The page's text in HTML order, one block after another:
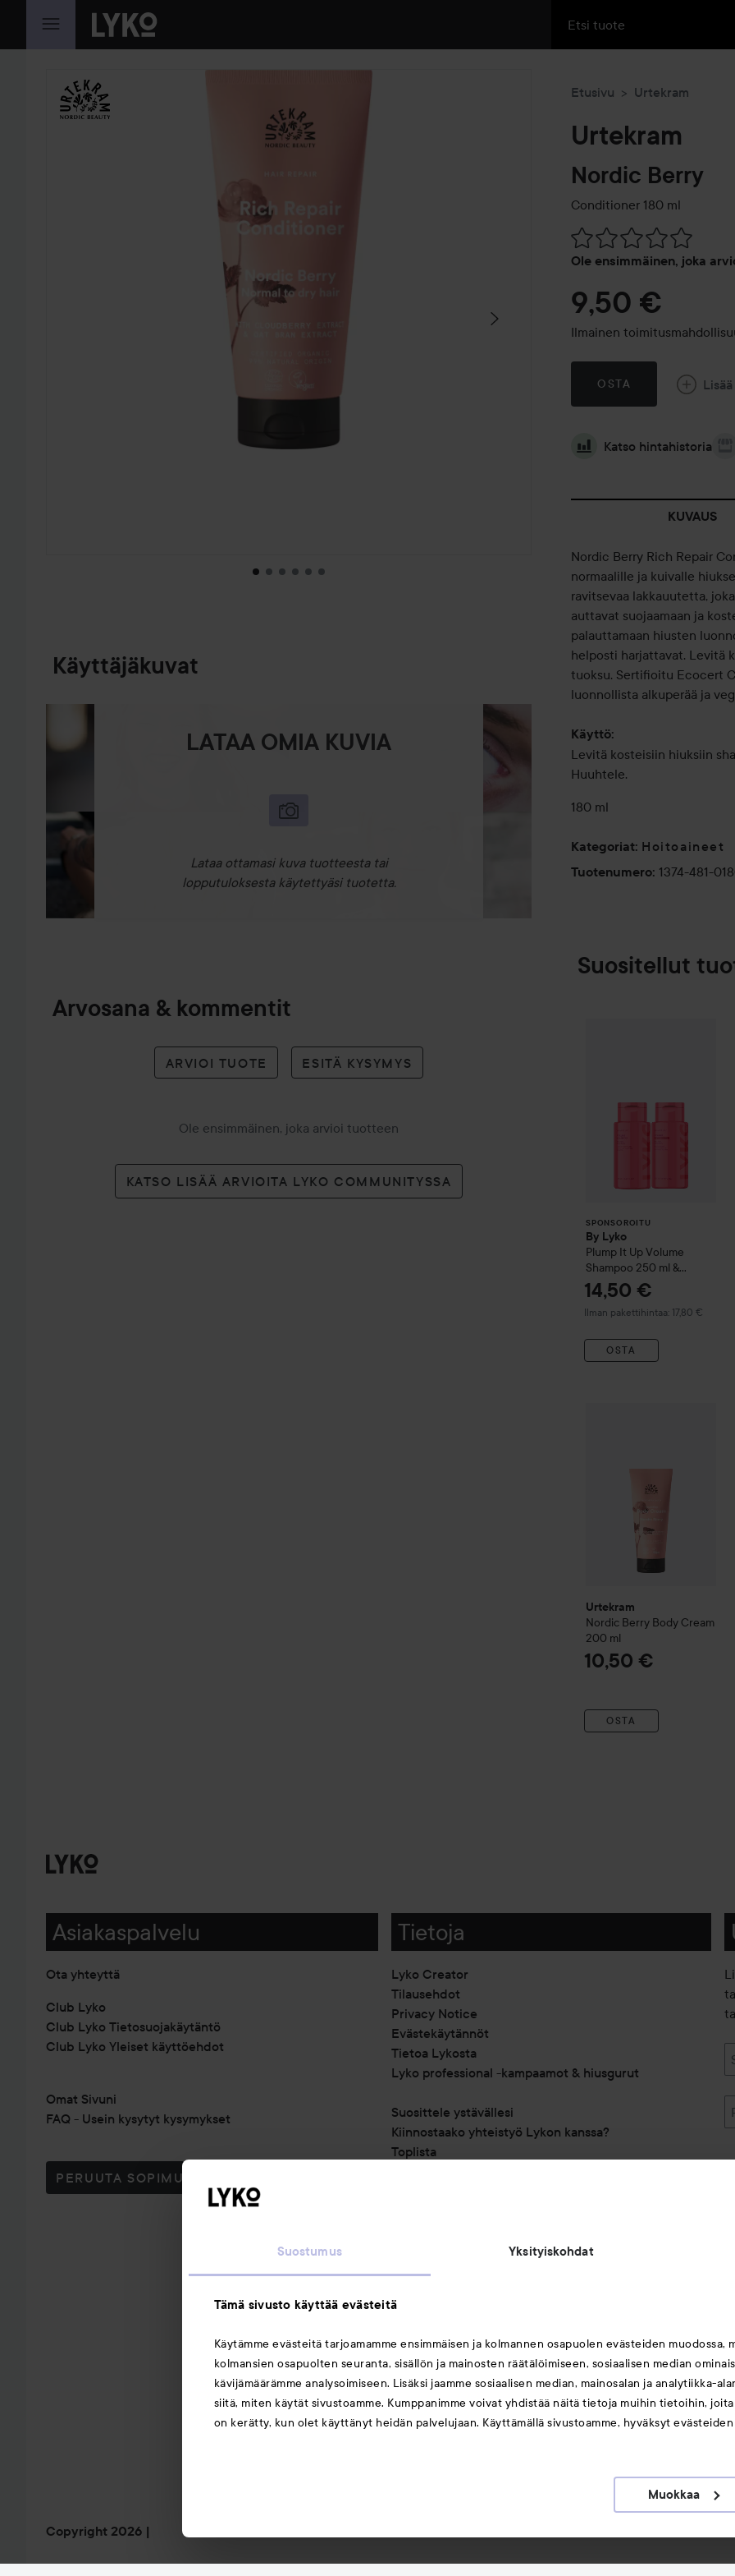
Suostumus Yksityiskohdat
Tämä sivusto käyttää evästeitä
Käytämme evästeitä tarjoamamme ensimmäisen ja kolmannen osapuolen evästeiden muodossa,
kolmansien osapuolten seuranta, sisällön ja mainosten räätälöimiseen, sosiaalisen median
kävijämäärämme analysoimiseen. Lisäksi jaamme sosiaalisen median, mainosalan ja analytiikka-
siitä, miten käytät sivustoamme. Kumppanimme voivat yhdistää näitä tietoja muihin tietoihin,
on kerätty, kun olet käyttänyt heidän palvelujaan. Käyttämällä sivustoamme, hyväksyt
Muokkaa
SIIRTYÄ JHK SISÄLTÖÖN
OHITA OSIO
Käyttäjäkuvat
LATAA OMIA KUVIA
Lataa ottamasi kuva tuotteesta tai
lopputuloksesta käytettyäsi tuotetta.
Arvosana & kommentit
ARVIOI TUOTE ESITÄ KYSYMYS
Ole ensimmäinen, joka arvioi tuotteen
KATSO LISÄÄ ARVIOITA LYKO COMMUNITYSSA
Etusivu Urtekram
Urtekram
Nordic Berry
Conditioner 180 ml
Ole ensimmäinen, joka
Siirtyä jhk Arvosana &
9,50 €
Ilmainen
OSTA Lisää
Katso hintahistoria
KUVAUS
Nordic Berry Rich Repair
normaalille ja kuivalle
ravitsevaa lakkauutetta,
auttavat suojaamaan ja
palauttamaan hiusten
helposti harjattavat. Levitä
tuoksu. Sertifioitu Ecocert
luonnollista alkuperää ja
Käyttö:
Levitä kosteisiin hiuksiin
Huuhtele.
180 ml
Kategoriat: Hoitoaineet
Tuotenumero: 1374-481-
Suositellut
SPONSOROITU
By Lyko
Plump It UpVolume
Shampoo 250 ml &
Conditioner 250 ml
14,50 €
Ilman pakettihintaa: 17,80 €
OSTA
Urtekram
Nordic Berry Body Cream
200 ml
10,50 €
OSTA
Asiakaspalvelu
Ota yhteyttä
Club Lyko
Club Lyko Tietosuojakäytäntö
Club Lyko Yleiset käyttöehdot
Omat Sivuni
FAQ - Usein kysytyt kysymykset
PERUUTA SOPIMUS TÄSTÄ
Tietoja
Lyko Creator
Tilausehdot
Privacy Notice
Evästekäytännöt
Tietoa Lykosta
Lyko professional -kampaamot & hiusgurut
Suosittele ystävällesi
Kiinnostaako yhteistyö Lykon kanssa?
Toplista
Saattaisit myös tykätä
Huulet
Copyright 2026